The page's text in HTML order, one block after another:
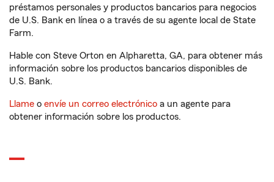
préstamos personales y productos bancarios para negocios
de U.S. Bank en línea o a través de su agente local de State
Farm.
Hable con Steve Orton en Alpharetta, GA, para obtener más
información sobre los productos bancarios disponibles de
U.S. Bank.
Llame o envíe un correo electrónico a un agente para
obtener información sobre los productos.